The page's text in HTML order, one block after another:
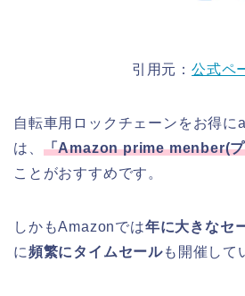
引用元：公式ペ
自転車用ロックチェーンをお得に
は、 「Amazon prime menber(
ことがおすすめです。
しかもAmazonでは年に大きなセ
に頻繁にタイムセールも開催して